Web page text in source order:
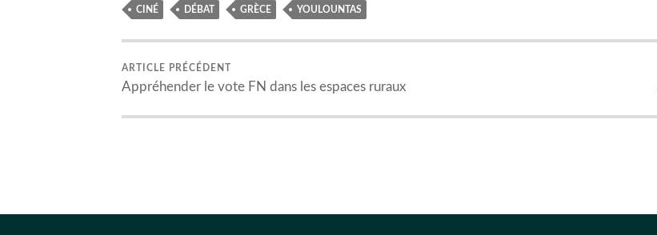
CINÉ DÉBAT GRÈCE YOULOUNTAS
ARTICLE PRÉCÉDENT
Appréhender le vote FN dans les espaces ruraux